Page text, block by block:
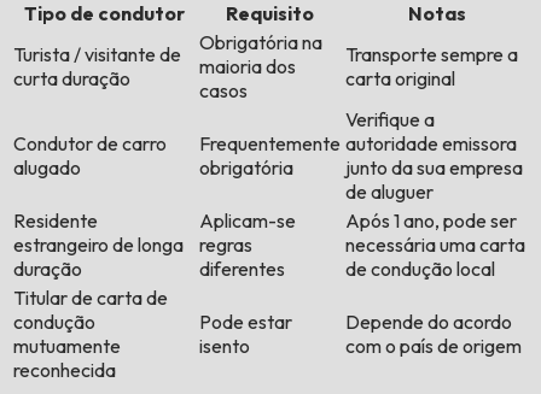
Tipo de condutor
Requisito
Notas
Turista / visitante de
curta duração
Obrigatória na
maioria dos
casos
Transporte sempre a
carta original
Condutor de carro
alugado
Frequentemente
obrigatória
Verifique a
autoridade emissora
junto da sua empresa
de aluguer
Residente
estrangeiro de longa
duração
Aplicam-se
regras
diferentes
Após 1 ano, pode ser
necessária uma carta
de condução local
Titular de carta de
condução
mutuamente
reconhecida
Pode estar
isento
Depende do acordo
com o país de origem